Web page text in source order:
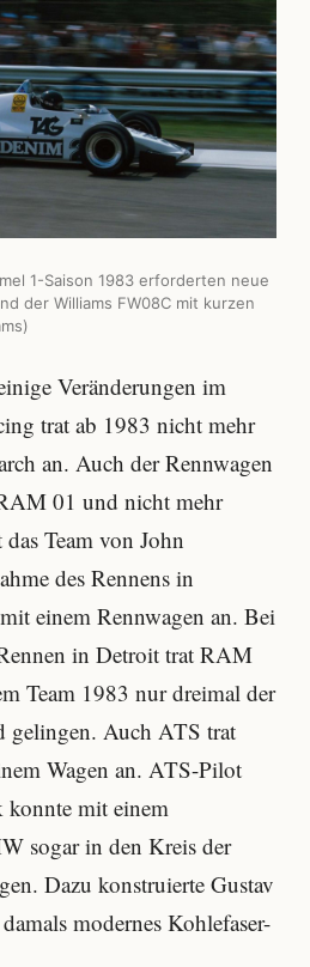
1-Saison 1983 erforderten neue
der Williams FW08C mit kurzen
Veränderungen im
trat ab 1983 nicht mehr
an. Auch der Rennwagen
01 und nicht mehr
Team von John
des Rennens in
einem Rennwagen an. Bei
in Detroit trat RAM
Team 1983 nur dreimal der
gelingen. Auch ATS trat
Wagen an. ATS-Pilot
mit einem
sogar in den Kreis der
Dazu konstruierte Gustav
modernes Kohlefaser-